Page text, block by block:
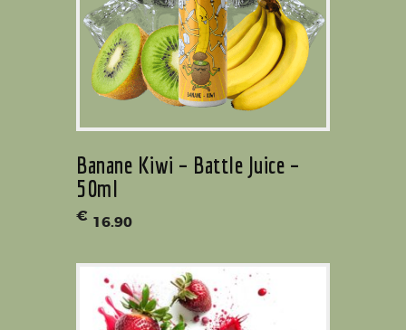
Banane Kiwi – Battle Juice –
50ml
€ 16.90